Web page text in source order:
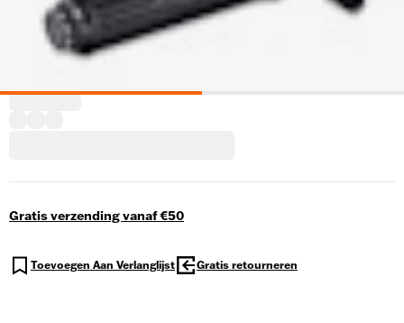
Gratis verzending vanaf €50
Toevoegen Aan Verlanglijst Gratis retourneren